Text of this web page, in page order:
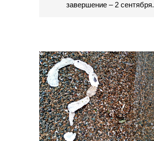
завершение – 2 сентября.